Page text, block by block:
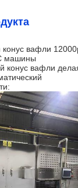
конус вафли
машины
конус вафли